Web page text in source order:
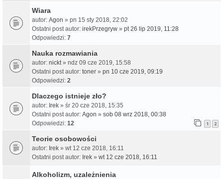
Wiara
autor: Agon » pn 15 sty 2018, 22:02
Ostatni post autor: irekPrzegryw » pt 26 lip 2019, 11:28
Odpowiedzi: 7
Nauka rozmawiania
autor: nickt » ndz 09 cze 2019, 15:58
Ostatni post autor: toner » pn 10 cze 2019, 09:19
Odpowiedzi: 2
Dlaczego istnieje zło?
autor: Irek » śr 20 cze 2018, 15:35
Ostatni post autor: Agon » sob 08 wrz 2018, 00:38
Odpowiedzi: 12 1 2
Teorie osobowości
autor: Irek » wt 12 cze 2018, 16:11
Ostatni post autor: Irek » wt 12 cze 2018, 16:11
Alkoholizm, uzależnienia